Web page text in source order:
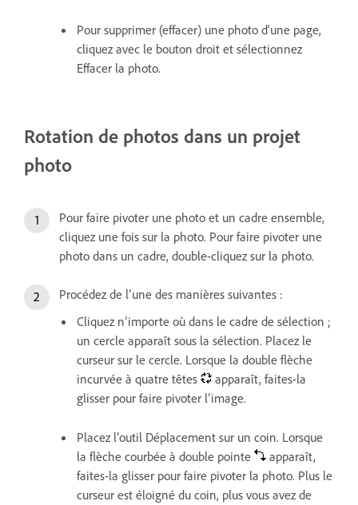
Pour supprimer (effacer) une photo d'une page,
cliquez avec le bouton droit et sélectionnez
Effacer la photo.
Rotation de photos dans un projet
photo
Pour faire pivoter une photo et un cadre ensemble,
cliquez une fois sur la photo. Pour faire pivoter une
photo dans un cadre, double-cliquez sur la photo.
Procédez de l’une des manières suivantes :
Cliquez n’importe où dans le cadre de sélection ;
un cercle apparaît sous la sélection. Placez le
curseur sur le cercle. Lorsque la double flèche
incurvée à quatre têtes
apparaît, faites-la
glisser pour faire pivoter l’image.
Placez l’outil Déplacement sur un coin. Lorsque
la flèche courbée à double pointe
apparaît,
faites-la glisser pour faire pivoter la photo. Plus le
curseur est éloigné du coin, plus vous avez de